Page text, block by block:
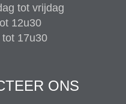
tot vrijdag
12u30
tot 17u30
ONS